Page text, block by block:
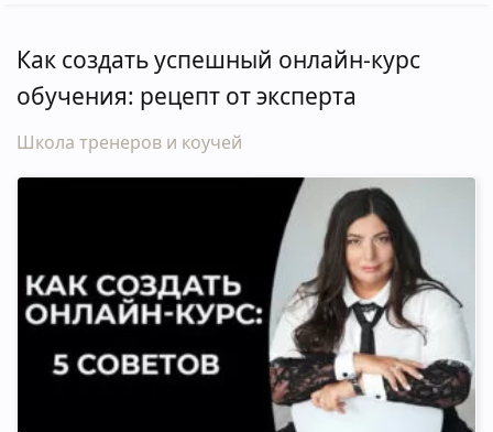
Как создать успешный онлайн-курс
обучения: рецепт от эксперта
Школа тренеров и коучей